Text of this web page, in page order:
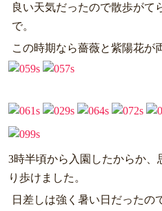
良い天気だったので散歩がて
で。
この時期なら薔薇と紫陽花が
3時半頃から入園したからか
り歩けました。
日差しは強く暑い日だったの